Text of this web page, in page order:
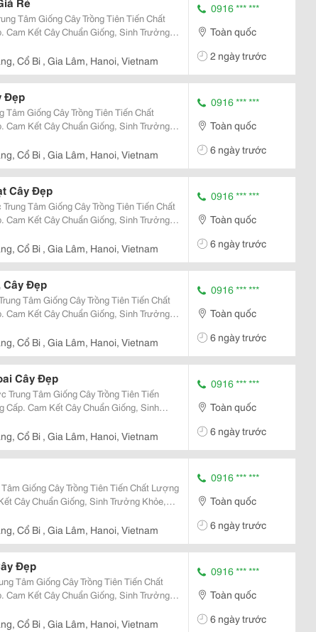
Tâm Giống Cây Trồng Tiên Tiến Chất
Cam Kết Cây Chuẩn Giống, Sinh Trưởng
Cổ Bi , Gia Lâm, Hanoi, Vietnam
0916 *** ***
Toàn quốc
2 ngày trước
Đẹp
Giống Cây Trồng Tiên Tiến Chất
Cam Kết Cây Chuẩn Giống, Sinh Trưởng
Cổ Bi , Gia Lâm, Hanoi, Vietnam
0916 *** ***
Toàn quốc
6 ngày trước
Cây Đẹp
Tâm Giống Cây Trồng Tiên Tiến Chất
Cam Kết Cây Chuẩn Giống, Sinh Trưởng
Cổ Bi , Gia Lâm, Hanoi, Vietnam
0916 *** ***
Toàn quốc
6 ngày trước
Cây Đẹp
Tâm Giống Cây Trồng Tiên Tiến Chất
Cam Kết Cây Chuẩn Giống, Sinh Trưởng
Cổ Bi , Gia Lâm, Hanoi, Vietnam
0916 *** ***
Toàn quốc
6 ngày trước
Cây Đẹp
Tâm Giống Cây Trồng Tiên Tiến
Cam Kết Cây Chuẩn Giống, Sinh
Được...
Cổ Bi , Gia Lâm, Hanoi, Vietnam
0916 *** ***
Toàn quốc
6 ngày trước
Giống Cây Trồng Tiên Tiến Chất Lượng
Cây Chuẩn Giống, Sinh Trưởng Khỏe,
Cổ Bi , Gia Lâm, Hanoi, Vietnam
0916 *** ***
Toàn quốc
6 ngày trước
Đẹp
Tâm Giống Cây Trồng Tiên Tiến Chất
Cam Kết Cây Chuẩn Giống, Sinh Trưởng
Cổ Bi , Gia Lâm, Hanoi, Vietnam
0916 *** ***
Toàn quốc
6 ngày trước